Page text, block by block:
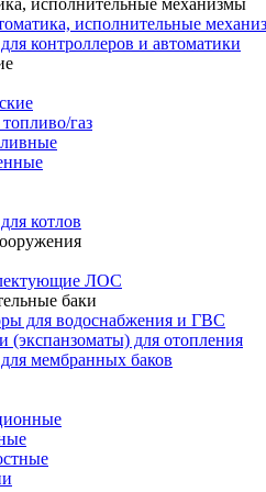
исполнительные механизмы
исполнительные
контроллеров и автоматики
газ
котлов
ЛОС
баки
для водоснабжения и ГВС
для отопления
мембранных баков